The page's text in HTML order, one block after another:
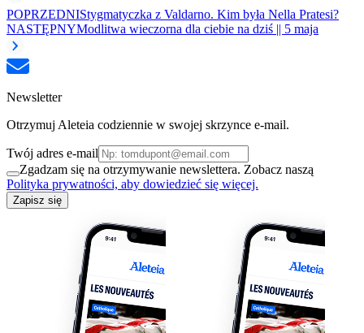
POPRZEDNIStygmatyczka z Valdarno. Kim była Nella Pratesi?
NASTĘPNYModlitwa wieczorna dla ciebie na dziś || 5 maja
Newsletter
Otrzymuj Aleteia codziennie w swojej skrzynce e-mail.
Twój adres e-mail
Zgadzam się na otrzymywanie newslettera. Zobacz naszą
Polityka prywatności, aby dowiedzieć się więcej.
Zapisz się